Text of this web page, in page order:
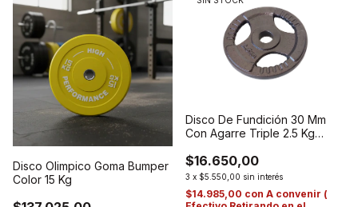
Disco Olimpico Goma Bumper
Color 15 Kg
Disco De Fundición 30 Mm
Con Agarre Triple 2.5 Kg
$16.650,00
3 x $5.550,00 sin interés
$14.985,00 con A convenir (